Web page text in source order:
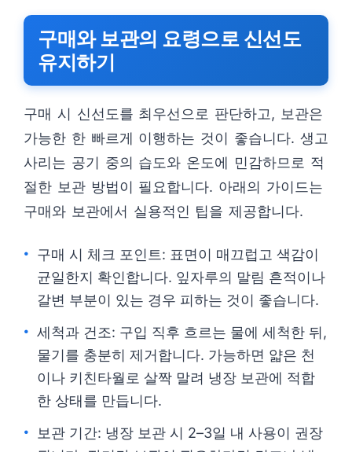
구매와 보관의 요령으로 신선도
유지하기
구매 시 신선도를 최우선으로 판단하고, 보관은
가능한 한 빠르게 이행하는 것이 좋습니다. 생고
사리는 공기 중의 습도와 온도에 민감하므로 적
절한 보관 방법이 필요합니다. 아래의 가이드는
구매와 보관에서 실용적인 팁을 제공합니다.
구매 시 체크 포인트: 표면이 매끄럽고 색감이
균일한지 확인합니다. 잎자루의 말림 흔적이나
갈변 부분이 있는 경우 피하는 것이 좋습니다.
세척과 건조: 구입 직후 흐르는 물에 세척한 뒤,
물기를 충분히 제거합니다. 가능하면 얇은 천
이나 키친타월로 살짝 말려 냉장 보관에 적합
한 상태를 만듭니다.
보관 기간: 냉장 보관 시 2–3일 내 사용이 권장